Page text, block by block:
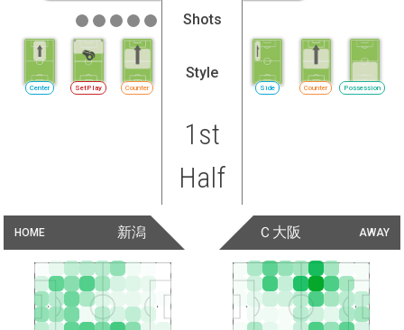
Shots
Counter
SetPlay
Center
Style
Side Counter Possession
1st
Half
HOME 新潟 AWAY
Ｃ大阪